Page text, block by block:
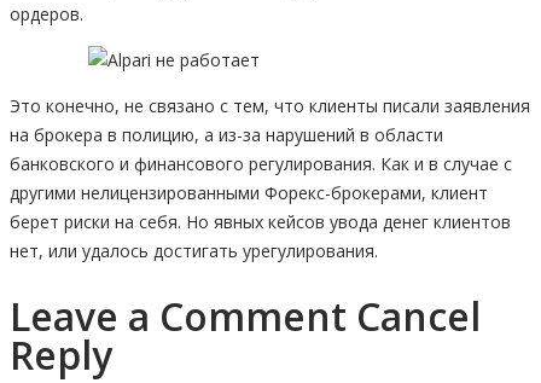
ордеров.
Это конечно, не связано с тем, что клиенты писали заявления
на брокера в полицию, а из-за нарушений в области
банковского и финансового регулирования. Как и в случае с
другими нелицензированными Форекс-брокерами, клиент
берет риски на себя. Но явных кейсов увода денег клиентов
нет, или удалось достигать урегулирования.
Leave a Comment Cancel
Reply